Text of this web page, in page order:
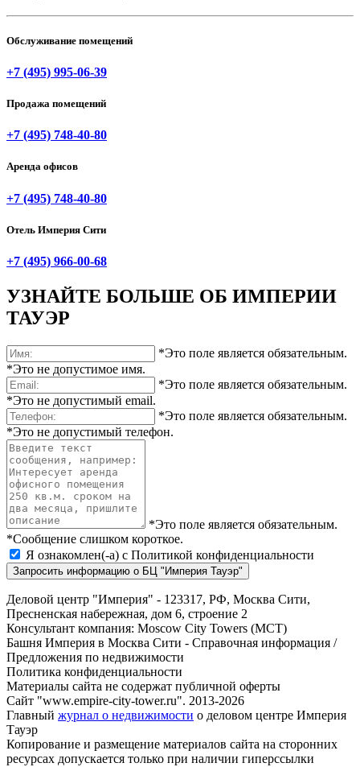
Обслуживание помещений
+7 (495) 995-06-39
Продажа помещений
+7 (495) 748-40-80
Аренда офисов
+7 (495) 748-40-80
Отель Империя Сити
+7 (495) 966-00-68
УЗНАЙТЕ БОЛЬШЕ ОБ ИМПЕРИИ
ТАУЭР
Башня Империя
Бизнес-консалтинг в Москве
*Это поле является обязательным.
*Это не допустимое имя.
*Это поле является обязательным.
*Это не допустимый email.
*Это поле является обязательным.
*Это не допустимый телефон.
*Это поле является обязательным.
*Сообщение слишком короткое.
Я ознакомлен(-а) с Политикой конфиденциальности
Запросить информацию о БЦ "Империя Тауэр"
Деловой центр "Империя" - 123317, РФ, Москва Сити,
Пресненская набережная, дом 6, строение 2
Консультант компания: Moscow City Towers (МСТ)
Башня Империя в Москва Сити - Справочная информация /
Предложения по недвижимости
Политика конфиденциальности
Материалы сайта не содержат публичной оферты
Сайт "www.empire-city-tower.ru". 2013-2026
Главный журнал о недвижимости о деловом центре Империя
Тауэр
Копирование и размещение материалов сайта на сторонних
ресурсах допускается только при наличии гиперссылки